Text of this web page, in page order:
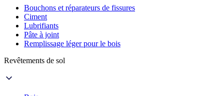
Bouchons et réparateurs de fissures
Ciment
Lubrifiants
Pâte à joint
Remplissage léger pour le bois
Revêtements de sol